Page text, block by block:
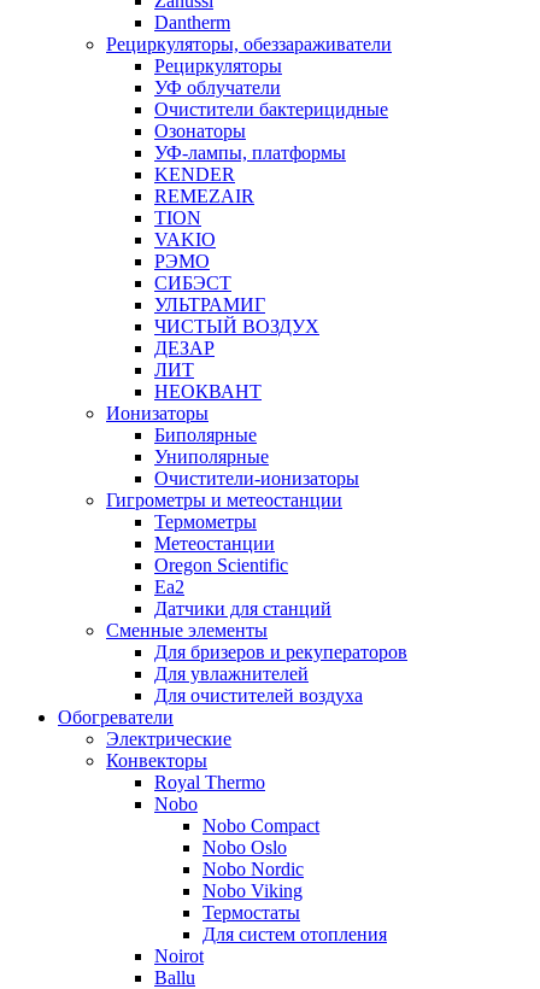
Dantherm
Рециркуляторы, обеззараживатели
Рециркуляторы
УФ облучатели
Очистители бактерицидные
Озонаторы
УФ-лампы, платформы
KENDER
REMEZAIR
TION
VAKIO
РЭМО
СИБЭСТ
УЛЬТРАМИГ
ЧИСТЫЙ ВОЗДУХ
ДЕЗАР
ЛИТ
НЕОКВАНТ
Ионизаторы
Биполярные
Униполярные
Очистители-ионизаторы
Гигрометры и метеостанции
Термометры
Метеостанции
Oregon Scientific
Ea2
Датчики для станций
Сменные элементы
Для бризеров и рекуператоров
Для увлажнителей
Для очистителей воздуха
Обогреватели
Электрические
Конвекторы
Royal Thermo
Nobo
Nobo Compact
Nobo Oslo
Nobo Nordic
Nobo Viking
Термостаты
Для систем отопления
Noirot
Ballu